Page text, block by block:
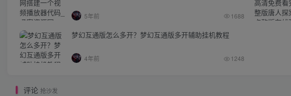
5年前 1688
梦幻互通版怎么多开？梦幻互通版多开辅助挂机教程
4年前 1248
评论 抢沙发